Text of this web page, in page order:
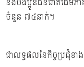
ចំនួន ៧៤នាក់។
ជាលទ្ធផលនៃកិច្ចប្រជុំខា